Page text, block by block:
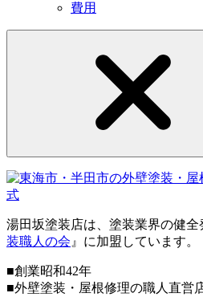
費用
湯田坂塗装店は、塗装業界の健全
装職人の会』に加盟しています。
■創業昭和42年
■外壁塗装・屋根修理の職人直営